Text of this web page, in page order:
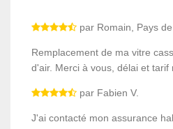
par Romain, Pays
Remplacement de ma vitre
d'air. Merci à vous, délai et tarif
par Fabien V.
J'ai contacté mon assurance